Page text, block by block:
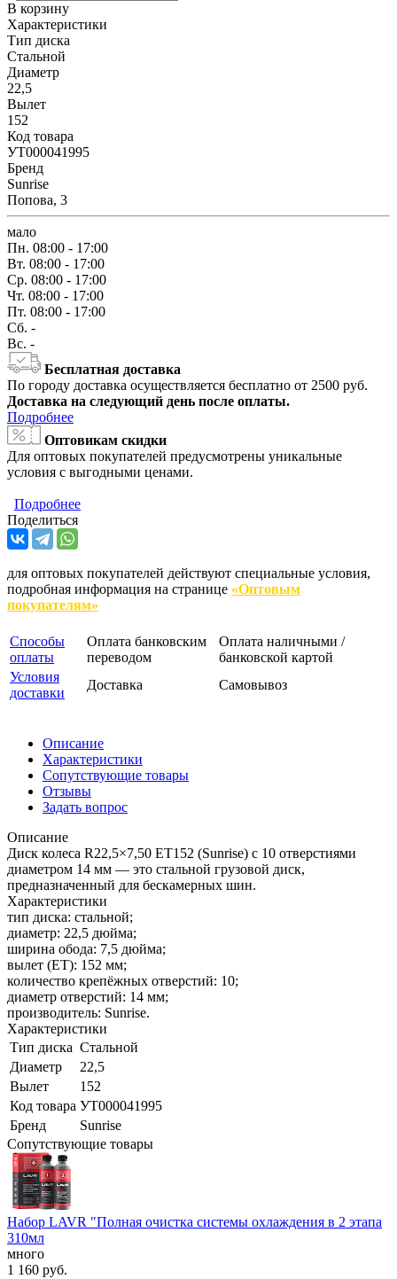
В корзину
Характеристики
Тип диска
Стальной
Диаметр
22,5
Вылет
152
Код товара
УТ000041995
Бренд
Sunrise
Попова, 3
мало
Пн. 08:00 - 17:00
Вт. 08:00 - 17:00
Ср. 08:00 - 17:00
Чт. 08:00 - 17:00
Пт. 08:00 - 17:00
Сб. -
Вс. -
Бесплатная доставка
По городу доставка осуществляется бесплатно от 2500 руб.
Доставка на следующий день после оплаты.
Подробнее
Оптовикам скидки
Для оптовых покупателей предусмотрены уникальные
условия с выгодными ценами.
Подробнее
Поделиться
для оптовых покупателей действуют специальные условия,
подробная информация на странице «Оптовым
покупателям»
Способы
оплаты
Оплата банковским
переводом
Оплата наличными /
банковской картой
Условия
доставки
Доставка Самовывоз
Описание
Характеристики
Сопутствующие товары
Отзывы
Задать вопрос
Описание
Диск колеса R22,5×7,50 ET152 (Sunrise) с 10 отверстиями
диаметром 14 мм — это стальной грузовой диск,
предназначенный для бескамерных шин.
Характеристики
тип диска: стальной;
диаметр: 22,5 дюйма;
ширина обода: 7,5 дюйма;
вылет (ET): 152 мм;
количество крепёжных отверстий: 10;
диаметр отверстий: 14 мм;
производитель: Sunrise.
Характеристики
Тип диска Стальной
Диаметр
22,5
Вылет
152
Код товара УТ000041995
Бренд
Sunrise
Сопутствующие товары
Набор LAVR "Полная очистка системы охлаждения в 2 этапа
310мл
много
1 160 руб.